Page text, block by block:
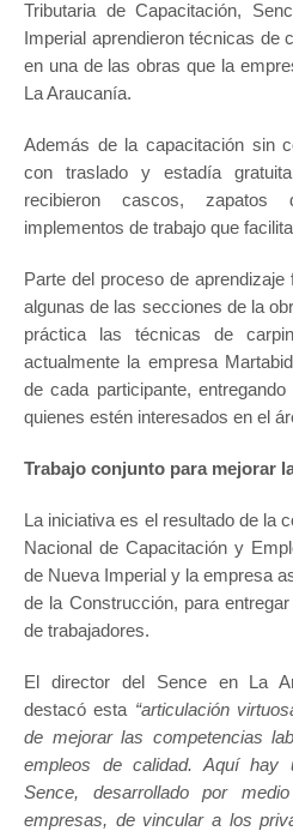
Tributaria de Capacitación,
Imperial aprendieron técnicas de
en una de las obras que la
La Araucanía.
Además de la capacitación sin
con traslado y estadía
recibieron cascos,
implementos de trabajo que
Parte del proceso de
algunas de las secciones de la
práctica las técnicas de
actualmente la empresa
de cada participante,
quienes estén interesados en el
Trabajo conjunto para mejorar
La iniciativa es el resultado de la
Nacional de Capacitación y
de Nueva Imperial y la empresa
de la Construcción, para
de trabajadores.
El director del Sence en La
destacó esta “articulación
de mejorar las competencias
empleos de calidad. Aquí hay
Sence, desarrollado por
empresas, de vincular a los